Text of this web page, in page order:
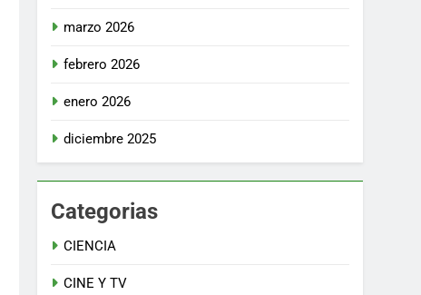
marzo 2026
febrero 2026
enero 2026
diciembre 2025
Categorias
CIENCIA
CINE Y TV